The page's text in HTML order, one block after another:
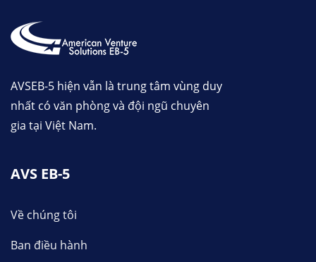
AVSEB-5 hiện vẫn là trung tâm vùng duy
nhất có văn phòng và đội ngũ chuyên
gia tại Việt Nam.
AVS EB-5
Về chúng tôi
Ban điều hành